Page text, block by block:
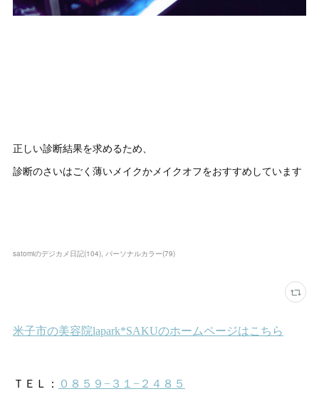
正しい診断結果を求めるため、
診断のさいはごく薄いメイクかメイクオフをおすすめしています
satomiのデジカメ日記(104) パーソナルカラー(79)